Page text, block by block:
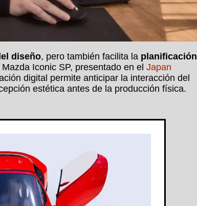
diseño, pero también facilita la planificación
Iconic SP, presentado en el Japan
digital permite anticipar la interacción del
estética antes de la producción física.